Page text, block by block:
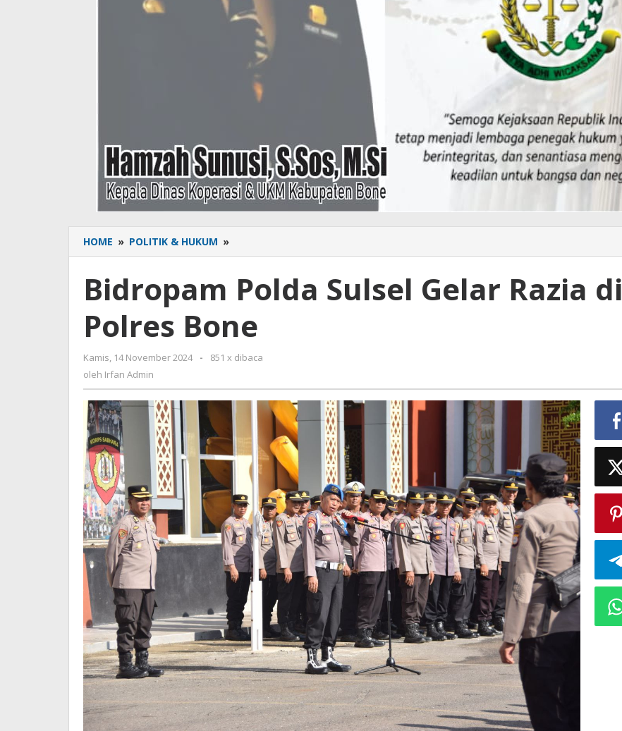
HOME » POLITIK & HUKUM »
Polda
Gelar
Razia
Polres
Bidropam Polda Sulsel Gelar Razia di
Polres Bone
Kamis, 14 November 2024
oleh
-
851 x dibaca
oleh Irfan Admin